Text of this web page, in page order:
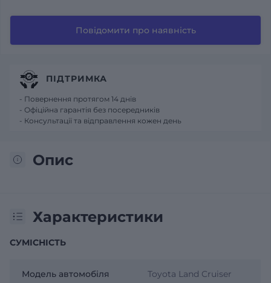
Повідомити про наявність
Опис
Характеристики
СУМІСНІСТЬ
Модель автомобіля Toyota Land Cruiser
ПІДТРИМКА
- Повернення протягом 14 днів
- Офіційна гарантія без посередників
- Консультації та відправлення кожен день